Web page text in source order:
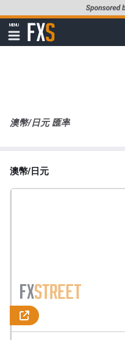
至
要
MENU
顯
示
FXStreet
澳幣/日元 匯率
澳幣/日元